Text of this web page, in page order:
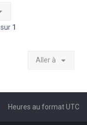
sur 1
Aller à
Heures au formatUTC